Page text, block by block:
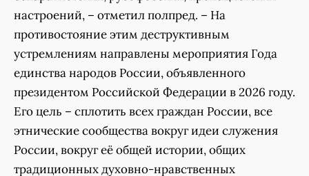
настроений, – отметил полпред. – На
противостояние этим деструктивным
устремлениям направлены мероприятия Года
единства народов России, объявленного
президентом Российской Федерации в 2026 году.
Его цель – сплотить всех граждан России, все
этнические сообщества вокруг идеи служения
России, вокруг её общей истории, общих
традиционных духовно-нравственных